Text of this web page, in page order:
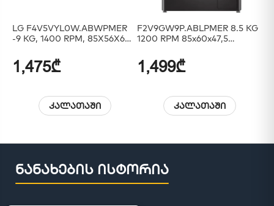
LG F4V5VYL0W.ABWPMER
-9 KG, 1400 RPM, 85X56X60,
INT,STEAM, White
1,475₾
კალათაში
F2V9GW9P.ABLPMER 8.5 KG
1200 RPM 85x60x47,5
Wash LED Touch Display
Black
1,499₾
კალათაში
ნანახების ისტორია